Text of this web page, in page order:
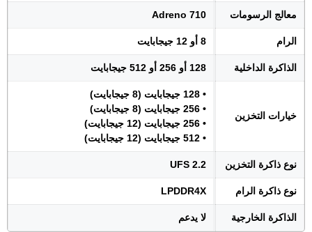
معالج الرسومات Adreno 710
الرام 8 أو 12 جيجابايت
الذاكرة الداخلية 128 أو 256 أو 512 جيجابايت
خيارات التخزين
• 128 جيجابايت (8 جيجابايت)
• 256 جيجابايت (8 جيجابايت)
• 256 جيجابايت (12 جيجابايت)
• 512 جيجابايت (12 جيجابايت)
نوع ذاكرة التخزين UFS 2.2
نوع ذاكرة الرام LPDDR4X
الذاكرة الخارجية لا يدعم